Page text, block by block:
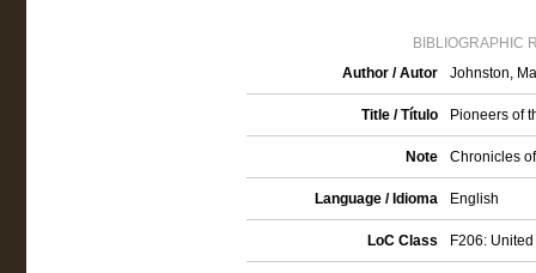
BIBLIOGRAPHIC
Author / Autor
Johnston,
Title / Título Pioneers of
Note Chronicles
Language / Idioma English
LoC Class F206: